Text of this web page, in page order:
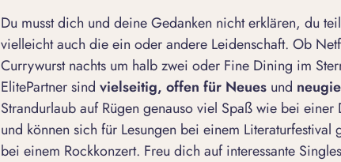
Du musst dich und deine Gedanken nicht erklären, du
vielleicht auch die ein oder andere Leidenschaft. Ob
Currywurst nachts um halb zwei oder Fine Dining im
ElitePartner sind vielseitig, offen für Neues und
Strandurlaub auf Rügen genauso viel Spaß wie bei einer
und können sich für Lesungen bei einem
bei einem Rockkonzert. Freu dich auf interessante